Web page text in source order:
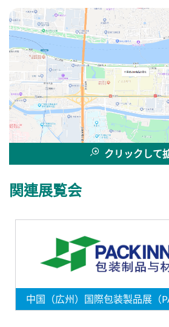
クリックして
関連展覧会
中国（広州）国際包装製品展（